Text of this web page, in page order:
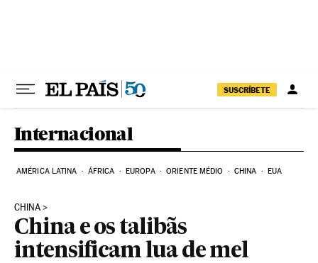
SUSCRÍBETE
Internacional
AMÉRICA LATINA ÁFRICA EUROPA ORIENTE MÉDIO CHINA EUA
CHINA
China e os talibãs
intensificam lua de mel